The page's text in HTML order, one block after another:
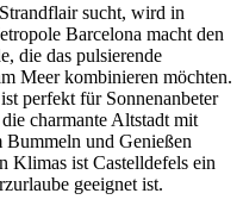
sucht, wird in
Barcelona macht den
die das pulsierende
Meer kombinieren möchten.
perfekt für Sonnenanbeter
charmante Altstadt mit
Bummeln und Genießen
Klimas ist Castelldefels ein
geeignet ist.